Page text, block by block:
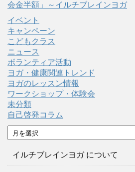
会金半額」～イルチブレインヨガ
イベント
キャンペーン
こどもクラス
ニュース
ボランティア活動
ヨガ・健康関連トレンド
ヨガのレッスン情報
ワークショップ・体験会
未分類
自己啓発コラム
ア
ー
イルチブレインヨガ について